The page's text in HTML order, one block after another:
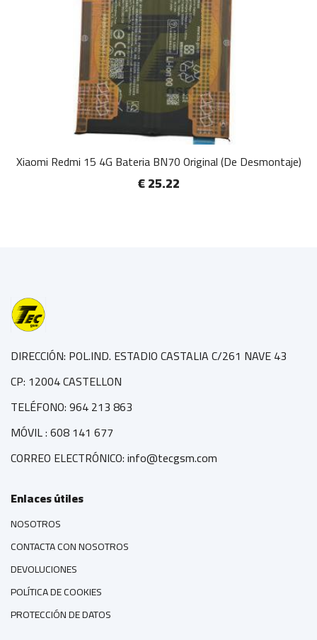
Xiaomi Redmi 15 4G Bateria BN70 Original (De Desmontaje)
€ 25.22
DIRECCIÓN: POL.IND. ESTADIO CASTALIA C/261 NAVE 43
CP: 12004 CASTELLON
TELÉFONO: 964 213 863
MÓVIL : 608 141 677
CORREO ELECTRÓNICO: info@tecgsm.com
Enlaces útiles
NOSOTROS
CONTACTA CON NOSOTROS
DEVOLUCIONES
POLÍTICA DE COOKIES
PROTECCIÓN DE DATOS